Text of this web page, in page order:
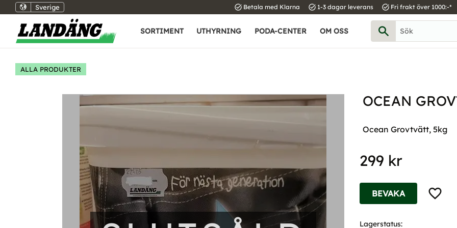
Sverige task_alt Betala med Klarna task_alt 1-3 dagar leverans task_alt Fri frakt över 1000:-*
SORTIMENT UTHYRNING PODA-CENTER OM OSS
ALLA PRODUKTER
OCEAN
Ocean Grovtvätt, 5kg
299 kr
Lägg
BEVAKA
Lagerstatus